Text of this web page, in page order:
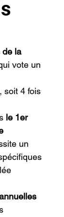
de la
vote un
soit 4 fois
le 1er
un